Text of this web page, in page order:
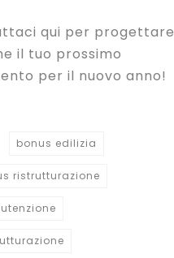
qui per progettare
il tuo prossimo
per il nuovo anno!
bonus edilizia
ristrutturazione